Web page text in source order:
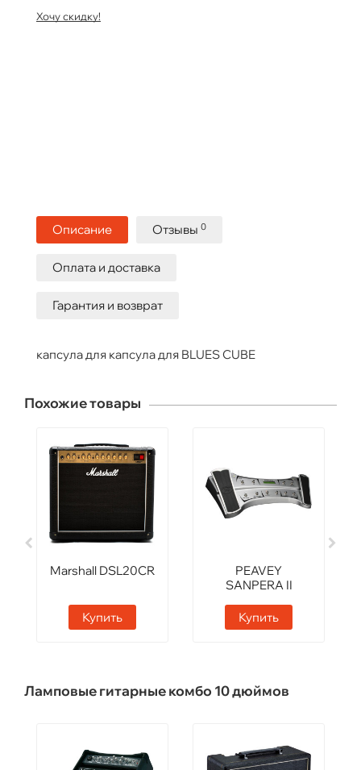
Хочу скидку!
Описание Отзывы 0
Оплата и доставка
Гарантия и возврат
капсула для капсула для BLUES CUBE
Похожие товары
Marshall DSL20CR
Купить
PEAVEY
SANPERA II
Купить
Ламповые гитарные комбо 10 дюймов